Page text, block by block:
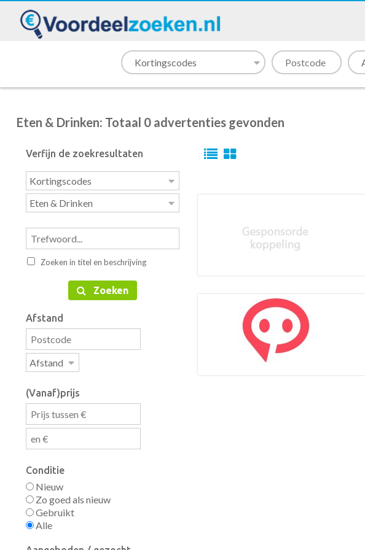
Eten & Drinken: Totaal 0 advertenties gevonden
Verfijn de zoekresultaten
Zoeken in titel en beschrijving
Zoeken
Afstand
(Vanaf)prijs
Conditie
Nieuw
Zo goed als nieuw
Gebruikt
Alle